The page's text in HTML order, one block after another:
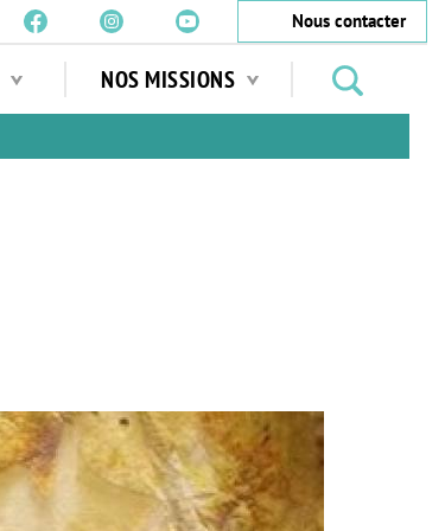
Nous contacter
NOS MISSIONS
jardins